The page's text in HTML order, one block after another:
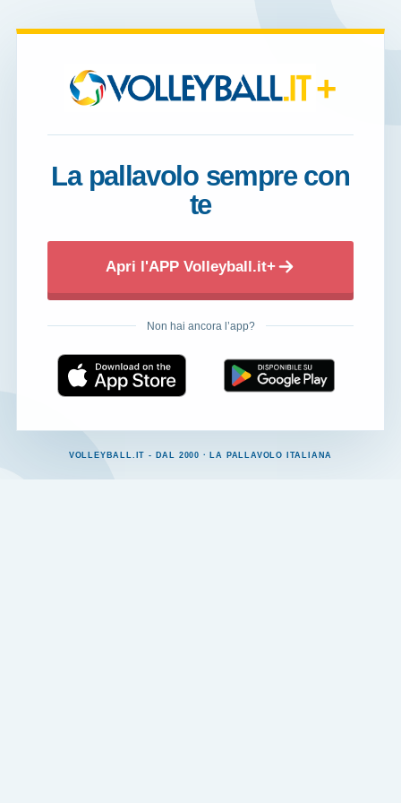
+
La pallavolo sempre con
te
Apri l'APP Volleyball.it+
Non hai ancora l’app?
VOLLEYBALL.IT - DAL 2000 · LA PALLAVOLO ITALIANA